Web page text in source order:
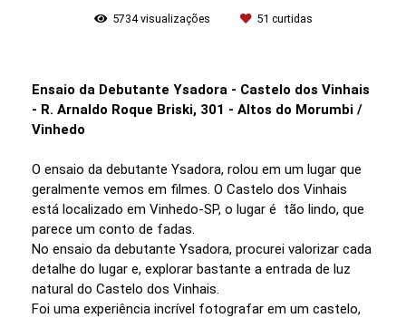
5734visualizações 51 curtidas
Ensaio da Debutante Ysadora - Castelo dos Vinhais
- R. Arnaldo Roque Briski, 301 - Altos do Morumbi /
Vinhedo
O ensaio da debutante Ysadora, rolou em um lugar que
geralmente vemos em filmes. O Castelo dos Vinhais
está localizado em Vinhedo-SP, o lugar é tão lindo, que
parece um conto de fadas.
No ensaio da debutante Ysadora, procurei valorizar cada
detalhe do lugar e, explorar bastante a entrada de luz
natural do Castelo dos Vinhais.
Foi uma experiência incrível fotografar em um castelo,